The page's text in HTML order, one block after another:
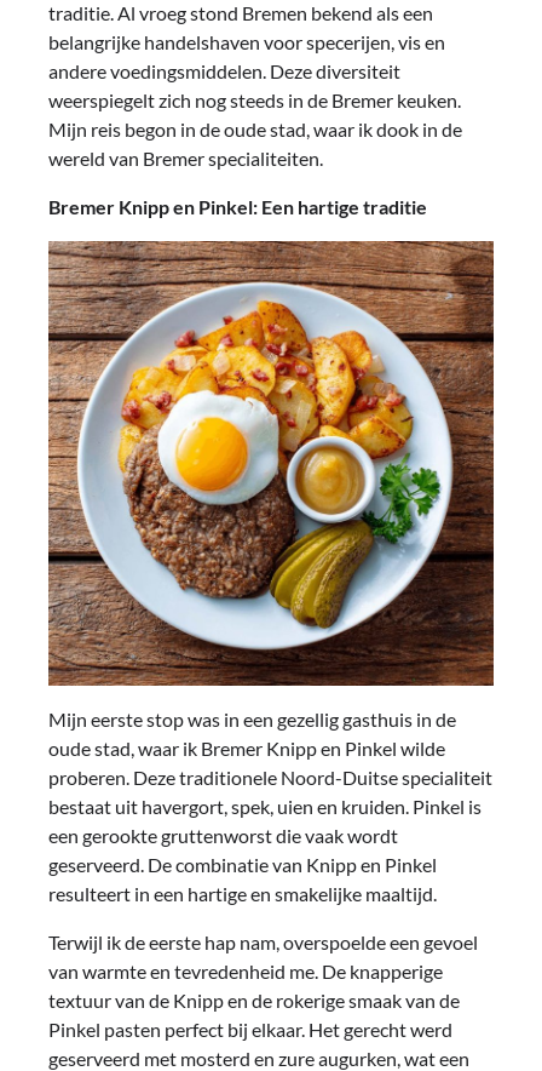
traditie. Al vroeg stond Bremen bekend als een
belangrijke handelshaven voor specerijen, vis en
andere voedingsmiddelen. Deze diversiteit
weerspiegelt zich nog steeds in de Bremer keuken.
Mijn reis begon in de oude stad, waar ik dook in de
wereld van Bremer specialiteiten.
Bremer Knipp en Pinkel: Een hartige traditie
Mijn eerste stop was in een gezellig gasthuis in de
oude stad, waar ik Bremer Knipp en Pinkel wilde
proberen. Deze traditionele Noord-Duitse specialiteit
bestaat uit havergort, spek, uien en kruiden. Pinkel is
een gerookte gruttenworst die vaak wordt
geserveerd. De combinatie van Knipp en Pinkel
resulteert in een hartige en smakelijke maaltijd.
Terwijl ik de eerste hap nam, overspoelde een gevoel
van warmte en tevredenheid me. De knapperige
textuur van de Knipp en de rokerige smaak van de
Pinkel pasten perfect bij elkaar. Het gerecht werd
geserveerd met mosterd en zure augurken, wat een